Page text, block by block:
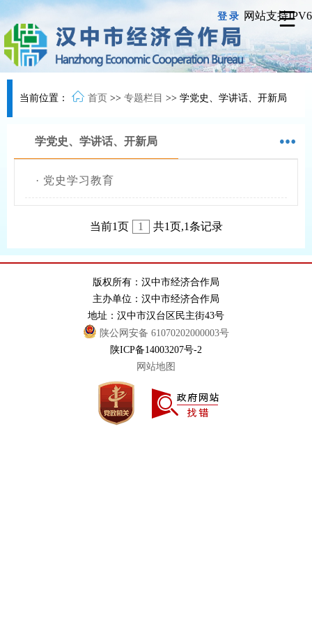
登录 网站支持IPV6
当前位置： 首页 >> 专题栏目 >> 学党史、学讲话、开新局
学党史、学讲话、开新局
· 党史学习教育
当前1页 1 共1页,1条记录
版权所有：汉中市经济合作局
主办单位：汉中市经济合作局
地址：汉中市汉台区民主街43号
陕公网安备 61070202000003号
陕ICP备14003207号-2
网站地图